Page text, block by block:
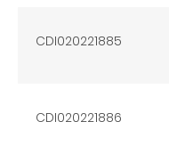
CDI020221885
CDI020221886